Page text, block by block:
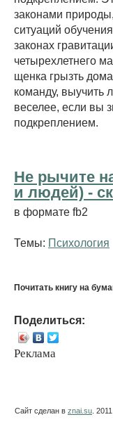
законами
ситуаций
законах
четырехлетнего
щенка грызть
команду, выучить
веселее, если вы
подкреплением.
Не рычите
и людей) -
в формате fb2
Темы: Психология
Почитать книгу на
Поделиться:
Реклама
Сайт сделан в znai.su .